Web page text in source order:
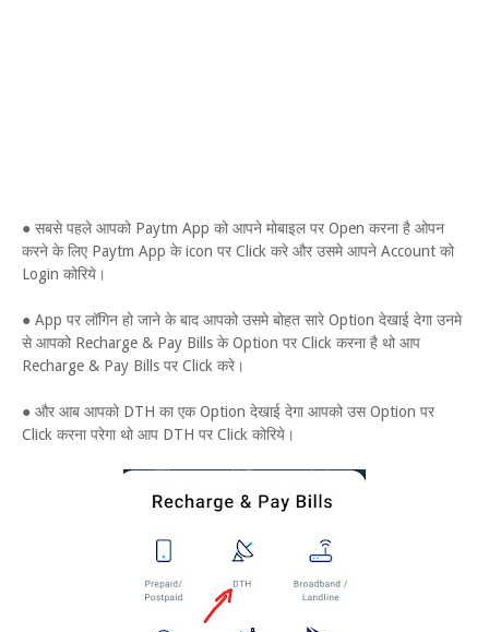
● सबसे पहले आपको Paytm App को आपने मोबाइल पर Open करना है ओपन
करने के लिए Paytm App के icon पर Click करे और उसमे आपने Account को
Login कोरिये।
● App पर लॉगिन हो जाने के बाद आपको उसमे बोहत सारे Option देखाई देगा उनमे
से आपको Recharge & Pay Bills के Option पर Click करना है थो आप
Recharge & Pay Bills पर Click करे।
● और आब आपको DTH का एक Option देखाई देगा आपको उस Option पर
Click करना परेगा थो आप DTH पर Click कोरिये।